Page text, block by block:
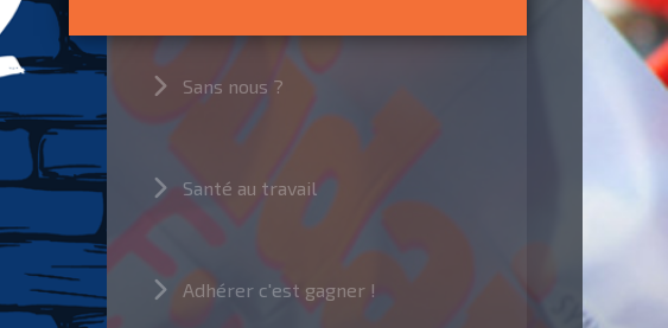
Sans nous ?
Santé au travail
Adhérer c'est gagner !